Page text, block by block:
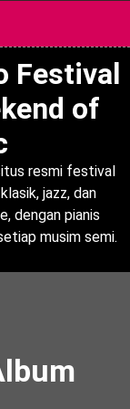
Festival
of
resmi festival
jazz, dan
dengan pianis
musim semi.